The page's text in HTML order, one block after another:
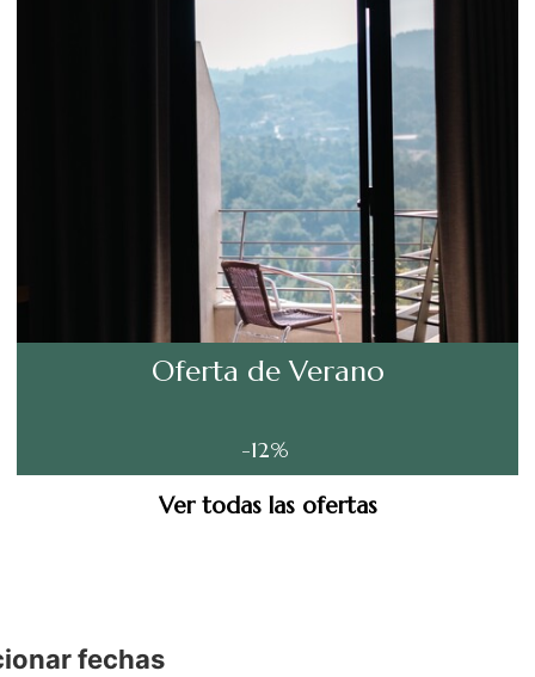
Oferta de Verano
-12%
Ver todas las ofertas
fechas